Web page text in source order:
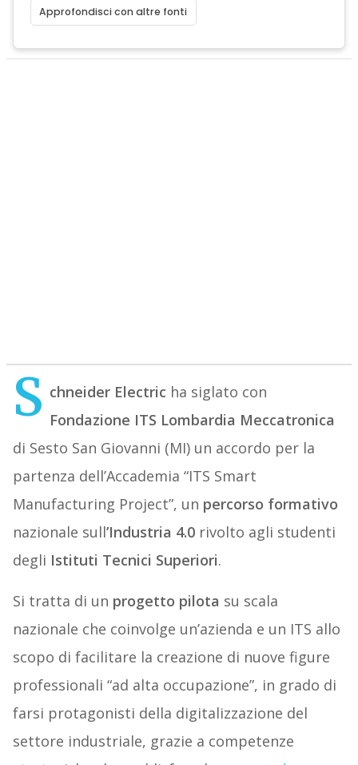
Approfondisci con altre fonti
S chneider Electric ha siglato con
Fondazione ITS Lombardia Meccatronica
di Sesto San Giovanni (MI) un accordo per la
partenza dell’Accademia “ITS Smart
Manufacturing Project”, un percorso formativo
nazionale sull’Industria 4.0rivolto agli studenti
degli Istituti Tecnici Superiori.
Si tratta di un progetto pilota su scala
nazionale che coinvolge un’azienda e un ITS allo
scopo di facilitare la creazione di nuove figure
professionali “ad alta occupazione”, in grado di
farsi protagonisti della digitalizzazione del
settore industriale, grazie a competenze